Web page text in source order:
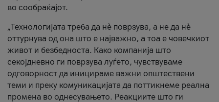
во сообраќајот.
„Технологијата треба да нè поврзува, а не да нè
оттурнува од она што е најважно, а тоа е човечкиот
живот и безбедноста. Како компанија што
секојдневно ги поврзува луѓето, чувствуваме
одговорност да иницираме важни општествени
теми и преку комуникацијата да поттикнеме реална
промена во однесувањето. Реакциите што ги